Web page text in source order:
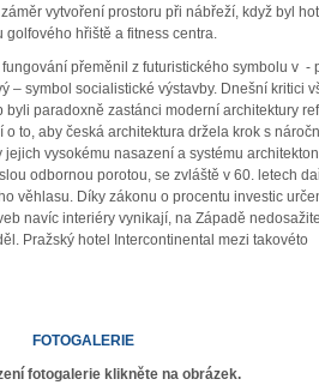
vytvoření prostoru při nábřeží, když byl
hřiště a fitness centra.
přeměnil z futuristického symbolu v -
– symbol socialistické výstavby. Dnešní kritici
byli paradoxně zastánci moderní architektury
to, aby česká architektura držela krok s
vysokému nasazení a systému
odbornou porotou, se zvláště v 60. letech
věhlasu. Díky zákonu o procentu investic
navíc interiéry vynikají, na Západě
Pražský hotel Intercontinental mezi takovéto
FOTOGALERIE
fotogalerie klikněte na obrázek.